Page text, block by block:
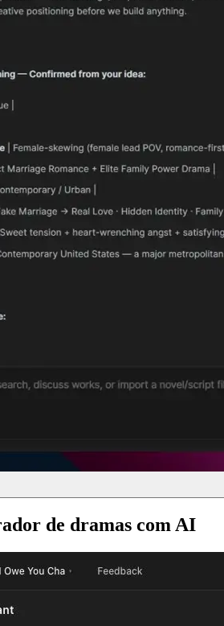
de dramas com AI